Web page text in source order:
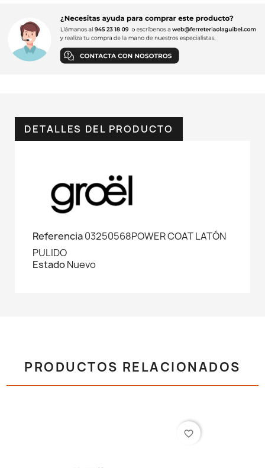
DETALLES DEL PRODUCTO
Referencia03250568POWER COAT LATÓN
PULIDO
EstadoNuevo
PRODUCTOS RELACIONADOS
favorite_border